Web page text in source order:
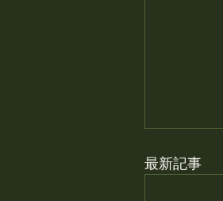
最新記事